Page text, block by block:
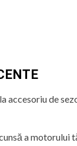
accesoriu de
a motorului